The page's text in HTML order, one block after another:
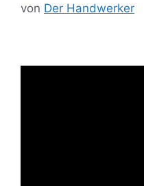
von Der Handwerker